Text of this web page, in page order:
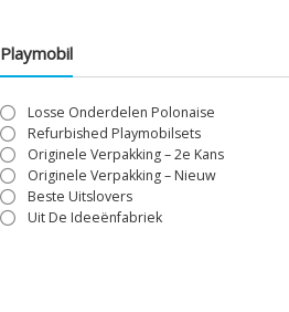
Playmobil
Losse Onderdelen Polonaise
Refurbished Playmobilsets
Originele Verpakking – 2e Kans
Originele Verpakking – Nieuw
Beste Uitslovers
Uit De Ideeënfabriek